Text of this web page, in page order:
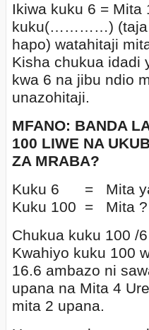
Ikiwa kuku 6 = Mita
kuku(…………) (taja
hapo) watahitaji
Kisha chukua idadi
kwa 6 na jibu ndio
unazohitaji.
MFANO: BANDA
100 LIWE NA
ZA MRABA?
Kuku 6
=
Mita
Kuku 100 =
Mita
Chukua kuku 100 /6
Kwahiyo kuku 100
16.6 ambazo ni
upana na Mita 4
mita 2 upana.